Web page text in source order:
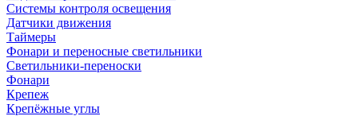
Системы контроля освещения
Датчики движения
Таймеры
Фонари и переносные светильники
Светильники-переноски
Фонари
Крепеж
Крепёжные углы